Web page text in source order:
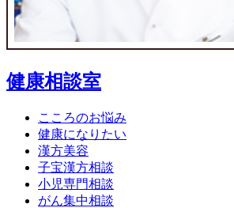
健康相談室
こころのお悩み
健康になりたい
漢方美容
子宝漢方相談
小児専門相談
がん集中相談